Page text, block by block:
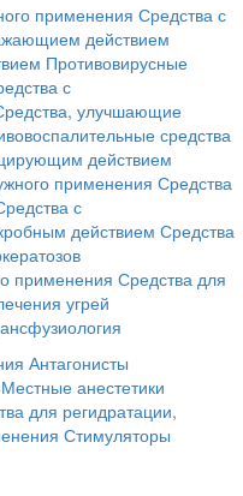
применения Средства с
действием
Противовирусные
с
улучшающие
средства
действием
применения Средства
с
действием Средства
применения Средства для
угрей
Антагонисты
Местные анестетики
для регидратации,
Стимуляторы